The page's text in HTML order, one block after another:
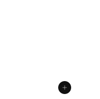
In den Einkaufswagen legen